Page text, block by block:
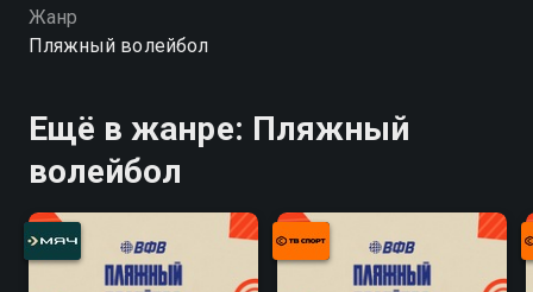
Жанр
Пляжный волейбол
Ещё в жанре: Пляжный
волейбол